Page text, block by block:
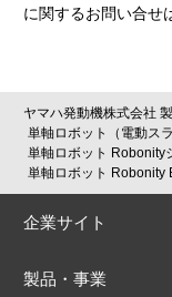
に関するお問い合せ
ヤマハ発動機株式会社
単軸ロボット（電動スラ
単軸ロボット Robonity
単軸ロボット Robonity
企業サイト
製品・事業